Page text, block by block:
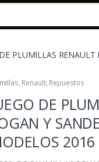
PLUMILLAS
, Renault, Repuestos
DE
Y